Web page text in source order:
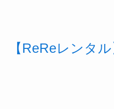
【ReReレンタル